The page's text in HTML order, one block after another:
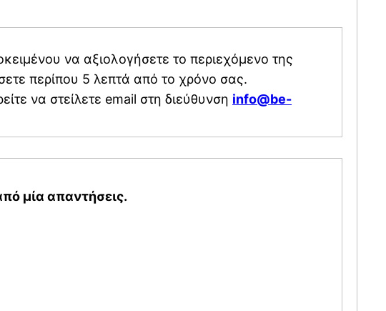
της
περίπου 5 λεπτά από το χρόνο σας.
να στείλετε email στη διεύθυνση info@be-
μία απαντήσεις.